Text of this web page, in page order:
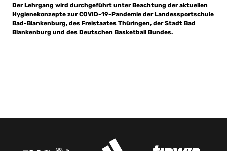
Der Lehrgang wird durchgeführt unter Beachtung der aktuellen
Hygienekonzepte zur COVID-19-Pandemie der Landessportschule
Bad-Blankenburg, des Freistaates Thüringen, der Stadt Bad
Blankenburg und des Deutschen Basketball Bundes.